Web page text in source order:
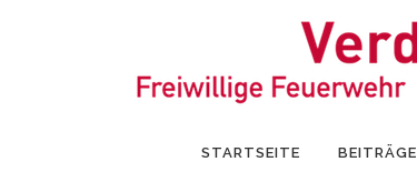
STARTSEITE BEITRÄGE